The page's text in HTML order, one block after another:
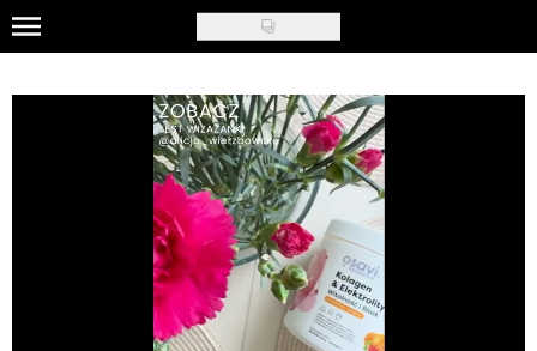
Skip
to
main